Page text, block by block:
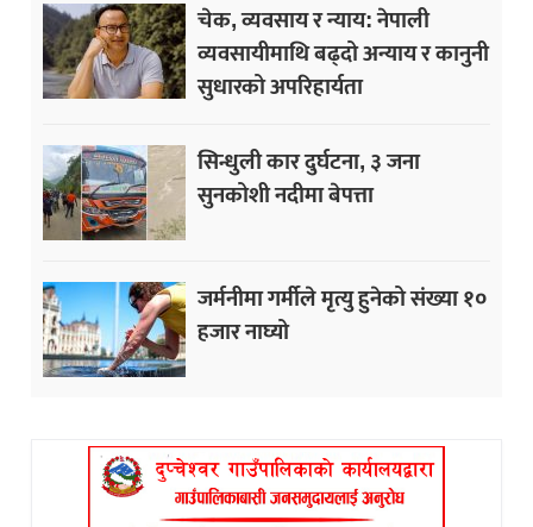
चेक, व्यवसाय र न्याय: नेपाली
व्यवसायीमाथि बढ्दो अन्याय र कानुनी
सुधारको अपरिहार्यता
सिन्धुली कार दुर्घटना, ३ जना
सुनकोशी नदीमा बेपत्ता
जर्मनीमा गर्मीले मृत्यु हुनेको संख्या १०
हजार नाघ्यो